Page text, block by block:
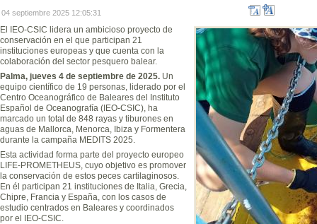
04 septiembre 2025 12:05:31
El IEO-CSIC lidera un ambicioso proyecto de
conservación en el que participan 21
instituciones europeas y que cuenta con la
colaboración del sector pesquero balear.
Palma, jueves 4 de septiembre de 2025. Un
equipo científico de 19 personas, liderado por el
Centro Oceanográfico de Baleares del Instituto
Español de Oceanografía (IEO-CSIC), ha
marcado un total de 848 rayas y tiburones en
aguas de Mallorca, Menorca, Ibiza y Formentera
durante la campaña MEDITS 2025.
Esta actividad forma parte del proyecto europeo
LIFE-PROMETHEUS, cuyo objetivo es promover
la conservación de estos peces cartilaginosos.
En él participan 21 instituciones de Italia, Grecia,
Chipre, Francia y España, con los casos de
estudio centrados en Baleares y coordinados
por el IEO-CSIC.